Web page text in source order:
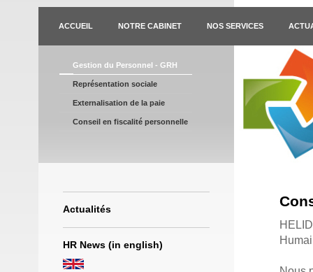
ACCUEIL NOTRE CABINET NOS SERVICES
Gestion du Personnel - GRH
Représentation sociale
Externalisation de la paie
Conseil en fiscalité personnelle
Actualités
HR News (in english)